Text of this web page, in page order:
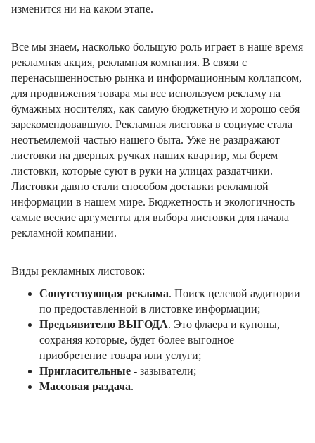
изменится ни на каком этапе.
Все мы знаем, насколько большую роль играет в наше время
рекламная акция, рекламная компания. В связи с
перенасыщенностью рынка и информационным коллапсом,
для продвижения товара мы все используем рекламу на
бумажных носителях, как самую бюджетную и хорошо себя
зарекомендовавшую. Рекламная листовка в социуме стала
неотъемлемой частью нашего быта. Уже не раздражают
листовки на дверных ручках наших квартир, мы берем
листовки, которые суют в руки на улицах раздатчики.
Листовки давно стали способом доставки рекламной
информации в нашем мире. Бюджетность и экологичность
самые веские аргументы для выбора листовки для начала
рекламной компании.
Виды рекламных листовок:
Сопутствующая реклама. Поиск целевой аудитории
по предоставленной в листовке информации;
Предъявителю ВЫГОДА. Это флаера и купоны,
сохраняя которые, будет более выгодное
приобретение товара или услуги;
Пригласительные - зазыватели;
Массовая раздача.